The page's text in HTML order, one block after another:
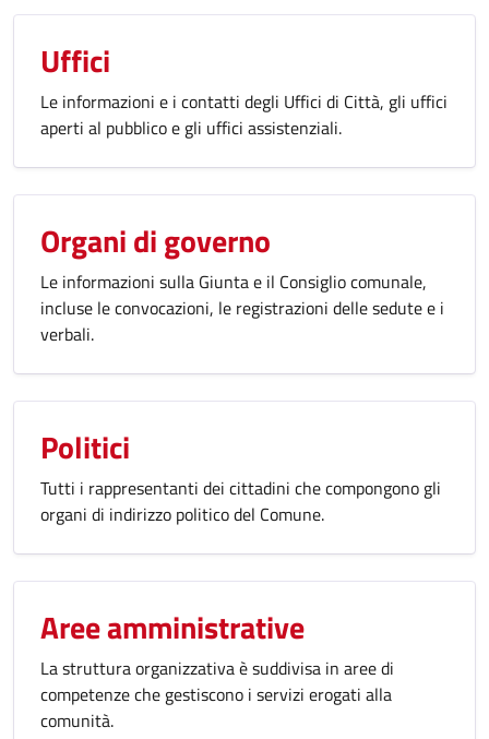
Uffici
Le informazioni e i contatti degli Uffici di Città, gli uffici
aperti al pubblico e gli uffici assistenziali.
Organi di governo
Le informazioni sulla Giunta e il Consiglio comunale,
incluse le convocazioni, le registrazioni delle sedute e i
verbali.
Politici
Tutti i rappresentanti dei cittadini che compongono gli
organi di indirizzo politico del Comune.
Aree amministrative
La struttura organizzativa è suddivisa in aree di
competenze che gestiscono i servizi erogati alla
comunità.